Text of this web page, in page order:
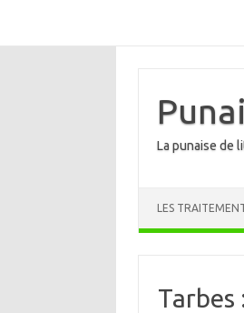
La punaise de
LES